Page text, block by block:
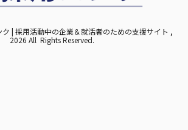
| 採用活動中の企業＆就活者のための支援サイト ,
2026 All Rights Reserved.